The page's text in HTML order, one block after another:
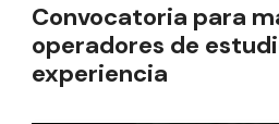
Convocatoria para
operadores de
experiencia